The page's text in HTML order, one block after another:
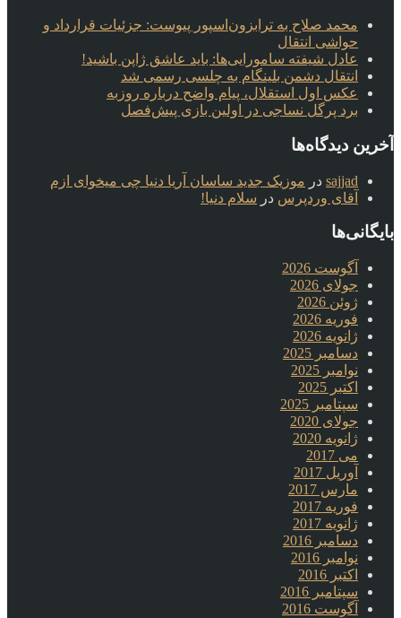
محمد صلاح به ترابزون‌اسپور پیوست: جزئیات قرارداد و
حواشی انتقال
عادل شیفته سامورایی‌ها: باید عاشق ژاپن باشید!
انتقال دشمن بلینگام به چلسی رسمی شد
عکس اول استقلال، پیام واضح درباره روزبه
برد پرگل نساجی در اولین بازی پیش‌فصل
آخرین دیدگاه‌ها
sajjad در موزیک جدید ساسان آریا دنیا چی میخوای ازم
آقای وردپرس در سلام دنیا!
بایگانی‌ها
آگوست 2026
جولای 2026
ژوئن 2026
فوریه 2026
ژانویه 2026
دسامبر 2025
نوامبر 2025
اکتبر 2025
سپتامبر 2025
جولای 2020
ژانویه 2020
می 2017
آوریل 2017
مارس 2017
فوریه 2017
ژانویه 2017
دسامبر 2016
نوامبر 2016
اکتبر 2016
سپتامبر 2016
آگوست 2016